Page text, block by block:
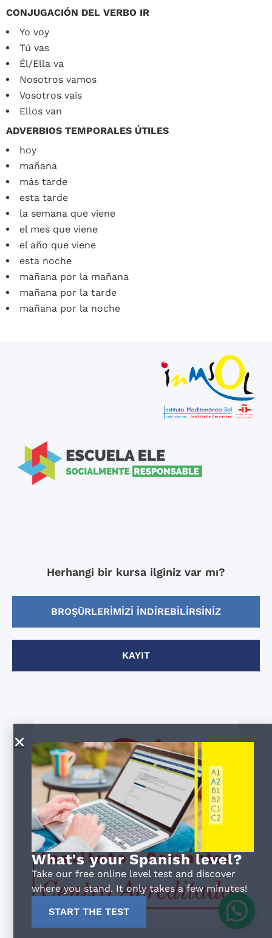
CONJUGACIÓN DEL VERBO IR
Yo voy
Tú vas
Él/Ella va
Nosotros vamos
Vosotros vais
Ellos van
ADVERBIOS TEMPORALES ÚTILES
hoy
mañana
más tarde
esta tarde
la semana que viene
el mes que viene
el año que viene
esta noche
mañana por la mañana
mañana por la tarde
mañana por la noche
Herhangi bir kursa ilginiz var mı?
BROŞÜRLERIMIZI INDIREBILIRSINIZ
KAYIT
What's your Spanish level?
Take our free online level test and discover
where you stand. It only takes a few minutes!
START THE TEST